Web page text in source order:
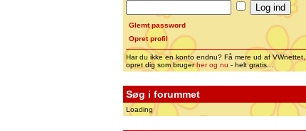
Glemt password
Opret profil
Har du ikke en konto endnu? Få mere ud af VWnettet,
opret dig som brugerher og nu - helt gratis...
Søg i forummet
Loading